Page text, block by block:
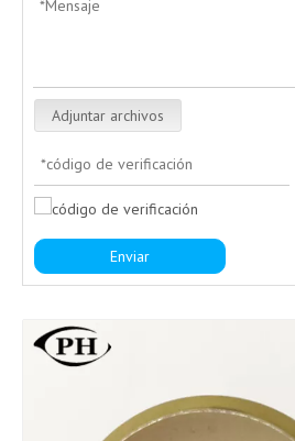
Adjuntar archivos
Enviar